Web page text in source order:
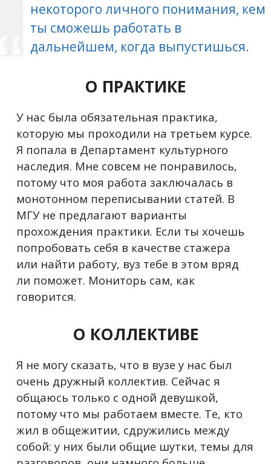
некоторого личного понимания, кем
ты сможешь работать в
дальнейшем, когда выпустишься.
О ПРАКТИКЕ
У нас была обязательная практика,
которую мы проходили на третьем курсе.
Я попала в Департамент культурного
наследия. Мне совсем не понравилось,
потому что моя работа заключалась в
монотонном переписывании статей. В
МГУ не предлагают варианты
прохождения практики. Если ты хочешь
попробовать себя в качестве стажера
или найти работу, вуз тебе в этом вряд
ли поможет. Мониторь сам, как
говорится.
О КОЛЛЕКТИВЕ
Я не могу сказать, что в вузе у нас был
очень дружный коллектив. Сейчас я
общаюсь только с одной девушкой,
потому что мы работаем вместе. Те, кто
жил в общежитии, сдружились между
собой: у них были общие шутки, темы для